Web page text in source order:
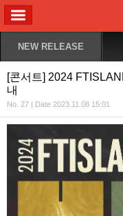
NEW RELEASE
[콘서트] 2024
내
No. 27 | Date 2023.11.08 15:01